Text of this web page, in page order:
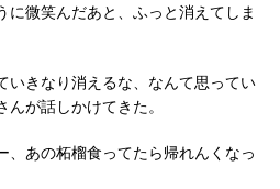
に微笑んだあと、ふっと消えてしま
いきなり消えるな、なんて思ってい
が話しかけてきた。
、あの柘榴食ってたら帰れんくなっ